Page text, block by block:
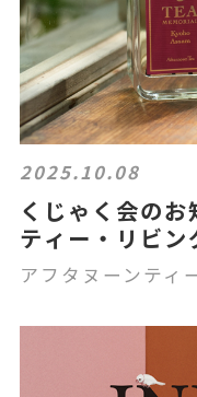
2025.10.08
くじゃく会の
ティー・リビン
アフタヌーンティ